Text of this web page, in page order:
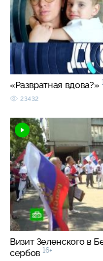
«Развратная вдова?»
23432
Визит Зеленского в
сербов 16+